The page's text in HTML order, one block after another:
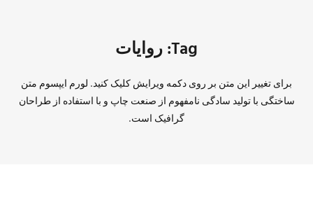
Tag: روایات
برای تغییر این متن بر روی دکمه ویرایش کلیک کنید. لورم ایپسوم متن
ساختگی با تولید سادگی نامفهوم از صنعت چاپ و با استفاده از طراحان
گرافیک است.